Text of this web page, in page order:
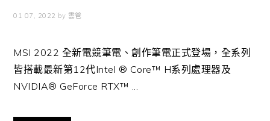
01 07, 2022 by 雲爸
MSI 2022 全新電競筆電、創作筆電正式登場，全系列
皆搭載最新第12代Intel ® Core™ H系列處理器及
NVIDIA® GeForce RTX™ ...